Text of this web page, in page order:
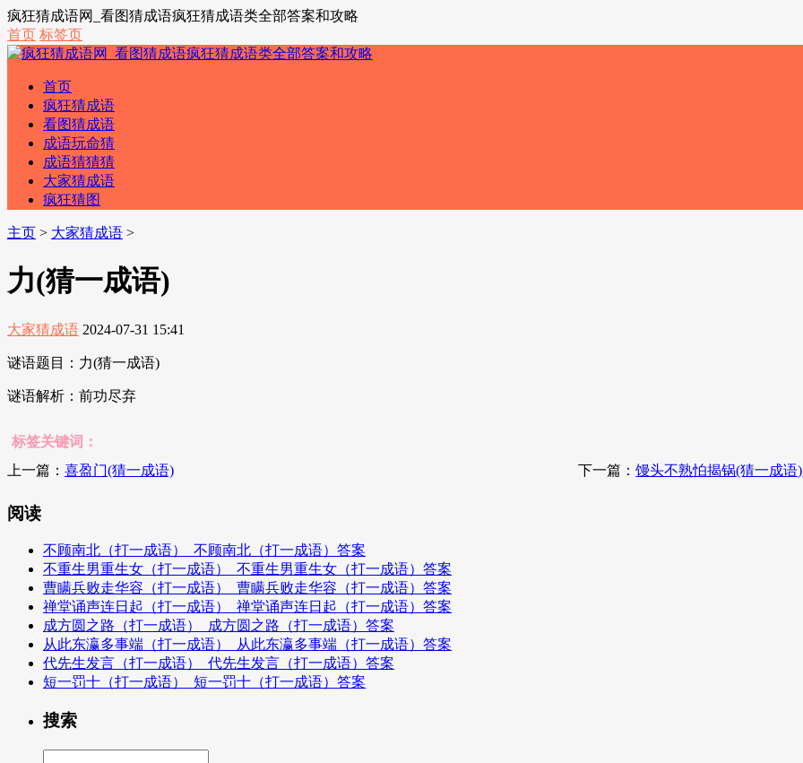
疯狂猜成语网_看图猜成语疯狂猜成语类全部答案和攻略
首页 标签页
首页
疯狂猜成语
看图猜成语
成语玩命猜
成语猜猜猜
大家猜成语
疯狂猜图
主页 > 大家猜成语 >
力(猜一成语)
大家猜成语 2024-07-31 15:41
谜语题目：力(猜一成语)
谜语解析：前功尽弃
标签关键词：
上一篇： 喜盈门(猜一成语) 下一篇：馒头不熟怕揭锅(猜一成语)
阅读
不顾南北（打一成语）_不顾南北（打一成语）答案
不重生男重生女（打一成语）_不重生男重生女（打一成语）答案
曹瞒兵败走华容（打一成语）_曹瞒兵败走华容（打一成语）答案
禅堂诵声连日起（打一成语）_禅堂诵声连日起（打一成语）答案
成方圆之路（打一成语）_成方圆之路（打一成语）答案
从此东瀛多事端（打一成语）_从此东瀛多事端（打一成语）答案
代先生发言（打一成语）_代先生发言（打一成语）答案
短一罚十（打一成语）_短一罚十（打一成语）答案
搜索